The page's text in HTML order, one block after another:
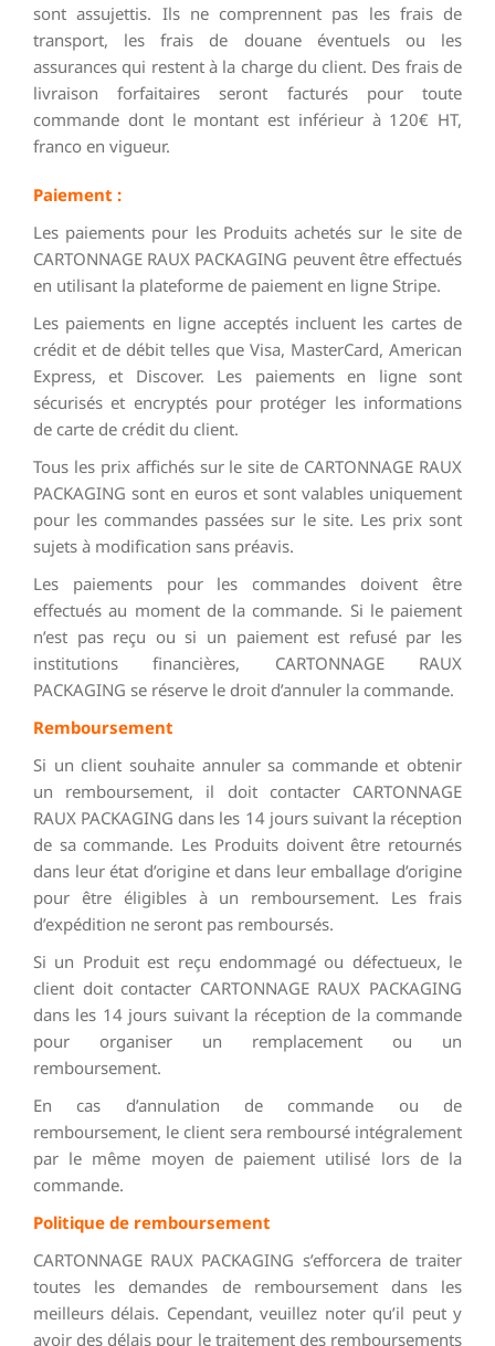
sont assujettis. Ils ne comprennent pas les frais de
transport, les frais de douane éventuels ou les
assurances qui restent à la charge du client. Des frais de
livraison forfaitaires seront facturés pour toute
commande dont le montant est inférieur à 120€ HT,
franco en vigueur.
Paiement :
Les paiements pour les Produits achetés sur le site de
CARTONNAGE RAUX PACKAGING peuvent être effectués
en utilisant la plateforme de paiement en ligne Stripe.
Les paiements en ligne acceptés incluent les cartes de
crédit et de débit telles que Visa, MasterCard, American
Express, et Discover. Les paiements en ligne sont
sécurisés et encryptés pour protéger les informations
de carte de crédit du client.
Tous les prix affichés sur le site de CARTONNAGE RAUX
PACKAGING sont en euros et sont valables uniquement
pour les commandes passées sur le site. Les prix sont
sujets à modification sans préavis.
Les paiements pour les commandes doivent être
effectués au moment de la commande. Si le paiement
n’est pas reçu ou si un paiement est refusé par les
institutions financières, CARTONNAGE RAUX
PACKAGING se réserve le droit d’annuler la commande.
Remboursement
Si un client souhaite annuler sa commande et obtenir
un remboursement, il doit contacter CARTONNAGE
RAUX PACKAGING dans les 14 jours suivant la réception
de sa commande. Les Produits doivent être retournés
dans leur état d’origine et dans leur emballage d’origine
pour être éligibles à un remboursement. Les frais
d’expédition ne seront pas remboursés.
Si un Produit est reçu endommagé ou défectueux, le
client doit contacter CARTONNAGE RAUX PACKAGING
dans les 14 jours suivant la réception de la commande
pour organiser un remplacement ou un
remboursement.
En cas d’annulation de commande ou de
remboursement, le client sera remboursé intégralement
par le même moyen de paiement utilisé lors de la
commande.
Politique de remboursement
CARTONNAGE RAUX PACKAGING s’efforcera de traiter
toutes les demandes de remboursement dans les
meilleurs délais. Cependant, veuillez noter qu’il peut y
avoir des délais pour le traitement des remboursements